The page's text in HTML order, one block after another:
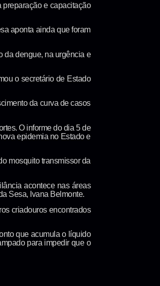
e capacitação
aponta ainda que foram
da dengue, na urgência e
o secretário de Estado
da curva de casos
O informe do dia 5 de
epidemia no Estado e
mosquito transmissor da
acontece nas áreas
Sesa, Ivana Belmonte.
criadouros encontrados
que acumula o líquido
para impedir que o